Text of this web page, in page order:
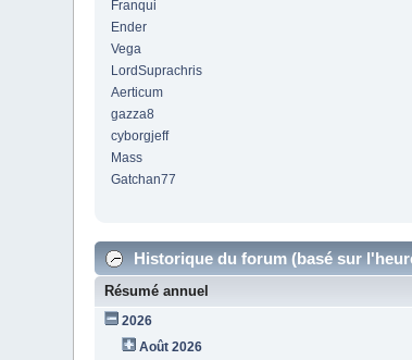
Franqui
Ender
Vega
LordSuprachris
Aerticum
gazza8
cyborgjeff
Mass
Gatchan77
Historique du forum (basé sur
Résumé annuel
2026
Août 2026